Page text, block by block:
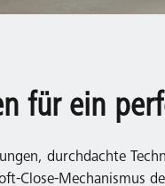
für ein
durchdachte
Close-Mechanismus